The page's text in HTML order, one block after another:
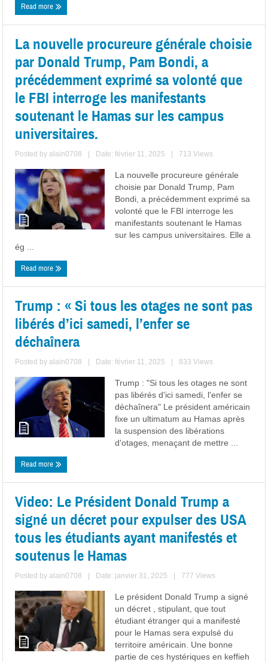
Read more
La nouvelle procureure générale choisie
par Donald Trump, Pam Bondi, a
précédemment exprimé sa volonté que
le FBI interroge les manifestants
soutenant le Hamas sur les campus
universitaires.
Posted byalain0708 Date: février 11, 2025 713 Views
La nouvelle procureure générale
choisie par Donald Trump, Pam
Bondi, a précédemment exprimé sa
volonté que le FBI interroge les
manifestants soutenant le Hamas
sur les campus universitaires. Elle a
ég ...
Read more
Trump : « Si tous les otages ne sont pas
libérés d’ici samedi, l’enfer se
déchaînera
Posted byalain0708 Date: février 11, 2025 833 Views
Trump : "Si tous les otages ne sont
pas libérés d'ici samedi, l'enfer se
déchaînera" Le président américain
fixe un ultimatum au Hamas après
la suspension des libérations
d'otages, menaçant de mettre ...
Read more
Video: Le Président Donald Trump a
signé un décret pour expulser des USA
tous les étudiants ayant manifestés et
soutenus le Hamas
Posted byalain0708 Date: janvier 31, 2025 777 Views
Le président Donald Trump a signé
un décret , stipulant, que tout
étudiant étranger qui a manifesté
pour le Hamas sera expulsé du
territoire américain. Une bonne
partie de ces hystériques en keffieh